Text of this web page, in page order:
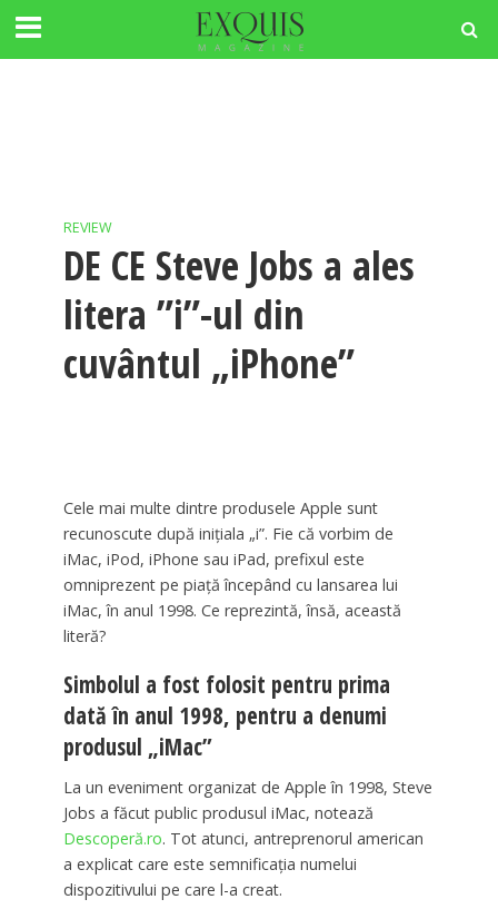
REVIEW
DE CE Steve Jobs a ales
litera ”i”-ul din
cuvântul „iPhone”
Cele mai multe dintre produsele Apple sunt
recunoscute după iniţiala „i”. Fie că vorbim de
iMac, iPod, iPhone sau iPad, prefixul este
omniprezent pe piaţă începând cu lansarea lui
iMac, în anul 1998. Ce reprezintă, însă, această
literă?
Simbolul a fost folosit pentru prima
dată în anul 1998, pentru a denumi
produsul „iMac”
La un eveniment organizat de Apple în 1998, Steve
Jobs a făcut public produsul iMac, notează
Descoperă.ro. Tot atunci, antreprenorul american
a explicat care este semnificaţia numelui
dispozitivului pe care l-a creat.